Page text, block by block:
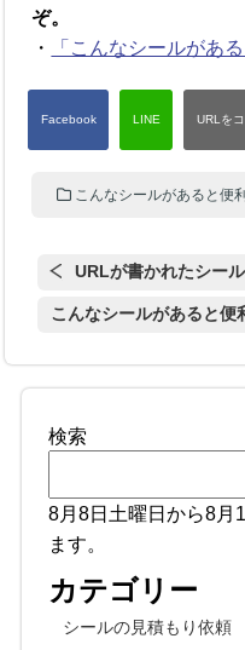
ぞ。
・
「こんなシールがあ
こんなシールがあると便利
URLが書かれたシール
こんなシールがあると便
検索
8月8日土曜日から8月
ます。
カテゴリー
シールの見積もり依頼